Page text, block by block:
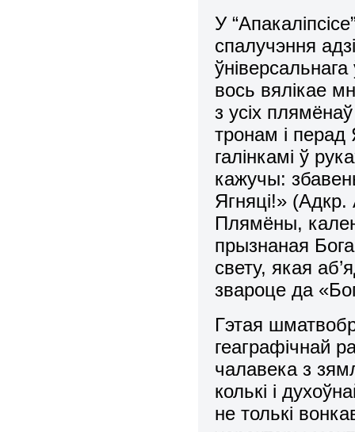
У
спалучэння
вось вялiкае
з усiх
тронам i
галiнкамi ў
кажучы:
Ягняцi!»
Плямёны,
прызнаная
свету, якая
звароце да
Гэтая
геаграфічнай
чалавека з
колькі і
не толькі